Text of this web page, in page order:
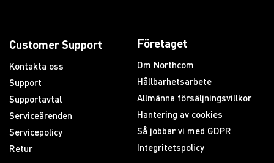
Customer Support
Kontakta oss
Support
Supportavtal
Serviceärenden
Servicepolicy
Retur
Företaget
Om Northcom
Hållbarhetsarbete
Allmänna försäljningsvillkor
Hantering av cookies
Så jobbar vi med GDPR
Integritetspolicy